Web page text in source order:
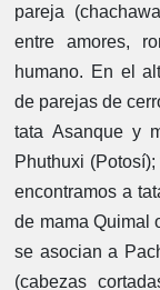
pareja
entre amores,
humano. En el
de parejas de
tata Asanque y
Phuthuxi
encontramos a
de mama Quimal
se asocian a
(cabezas